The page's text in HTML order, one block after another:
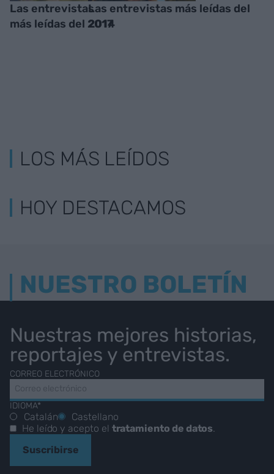
Las entrevistas
más leídas del 2017
Las entrevistas más leídas del
2014
LOS MÁS LEÍDOS
HOY DESTACAMOS
NUESTRO BOLETÍN
Nuestras mejores historias,
reportajes y entrevistas.
CORREO ELECTRÓNICO
IDIOMA*
Catalán
Castellano
He leído y acepto el tratamiento de datos.
Suscribirse